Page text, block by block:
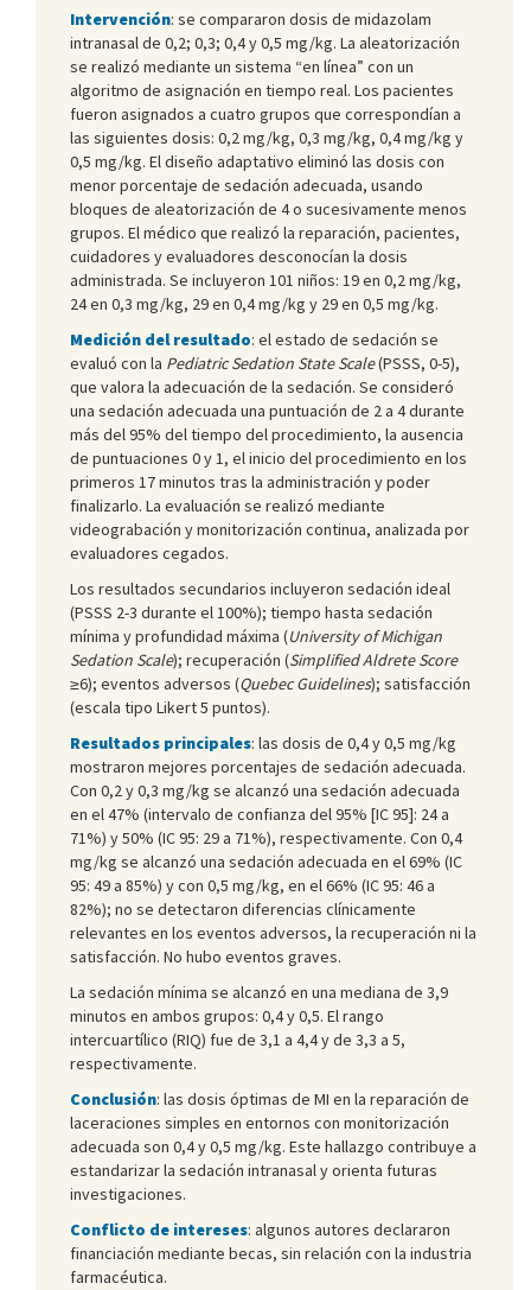
Intervención: se compararon dosis de midazolam
intranasal de 0,2; 0,3; 0,4 y 0,5 mg/kg. La aleatorización
se realizó mediante un sistema “en línea” con un
algoritmo de asignación en tiempo real. Los pacientes
fueron asignados a cuatro grupos que correspondían a
las siguientes dosis: 0,2 mg/kg, 0,3 mg/kg, 0,4 mg/kg y
0,5 mg/kg. El diseño adaptativo eliminó las dosis con
menor porcentaje de sedación adecuada, usando
bloques de aleatorización de 4 o sucesivamente menos
grupos. El médico que realizó la reparación, pacientes,
cuidadores y evaluadores desconocían la dosis
administrada. Se incluyeron 101 niños: 19 en 0,2 mg/kg,
24 en 0,3 mg/kg, 29 en 0,4 mg/kg y 29 en 0,5 mg/kg.
Medición del resultado: el estado de sedación se
evaluó con la Pediatric Sedation State Scale(PSSS, 0-5),
que valora la adecuación de la sedación. Se consideró
una sedación adecuada una puntuación de 2 a 4 durante
más del 95% del tiempo del procedimiento, la ausencia
de puntuaciones 0 y 1, el inicio del procedimiento en los
primeros 17 minutos tras la administración y poder
finalizarlo. La evaluación se realizó mediante
videograbación y monitorización continua, analizada por
evaluadores cegados.
Los resultados secundarios incluyeron sedación ideal
(PSSS 2-3 durante el 100%); tiempo hasta sedación
mínima y profundidad máxima (University of Michigan
Sedation Scale); recuperación (Simplified Aldrete Score
≥6); eventos adversos (Quebec Guidelines); satisfacción
(escala tipo Likert 5 puntos).
Resultados principales: las dosis de 0,4 y 0,5 mg/kg
mostraron mejores porcentajes de sedación adecuada.
Con 0,2 y 0,3 mg/kg se alcanzó una sedación adecuada
en el 47% (intervalo de confianza del 95% [IC 95]: 24 a
71%) y 50% (IC 95: 29 a 71%), respectivamente. Con 0,4
mg/kg se alcanzó una sedación adecuada en el 69% (IC
95: 49 a 85%) y con 0,5 mg/kg, en el 66% (IC 95: 46 a
82%); no se detectaron diferencias clínicamente
relevantes en los eventos adversos, la recuperación ni la
satisfacción. No hubo eventos graves.
La sedación mínima se alcanzó en una mediana de 3,9
minutos en ambos grupos: 0,4 y 0,5. El rango
intercuartílico (RIQ) fue de 3,1 a 4,4 y de 3,3 a 5,
respectivamente.
Conclusión: las dosis óptimas de MI en la reparación de
laceraciones simples en entornos con monitorización
adecuada son 0,4 y 0,5 mg/kg. Este hallazgo contribuye a
estandarizar la sedación intranasal y orienta futuras
investigaciones.
Conflicto de intereses: algunos autores declararon
financiación mediante becas, sin relación con la industria
farmacéutica.